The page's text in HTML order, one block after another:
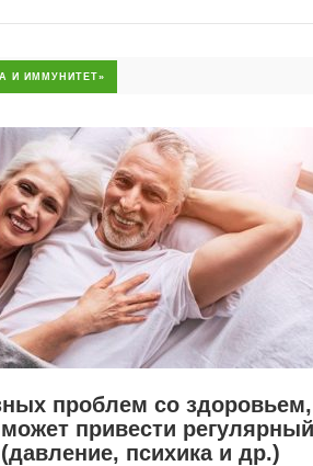
И ИММУНИТЕТ»
проблем со
привести регулярный
психика и др.)